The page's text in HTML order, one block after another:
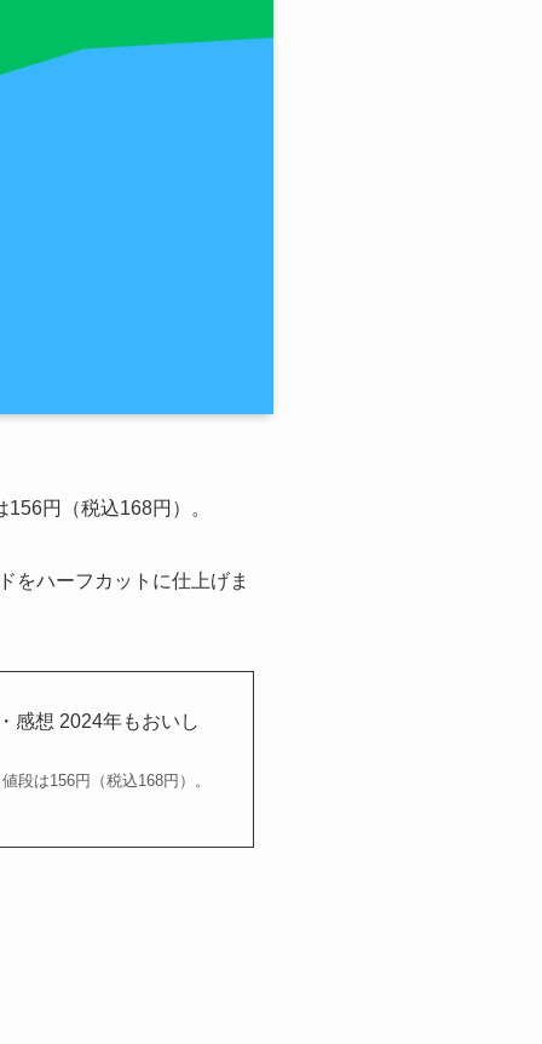
円（税込168円）。
をハーフカットに仕上げま
感想 2024年もおいし
段は156円（税込168円）。